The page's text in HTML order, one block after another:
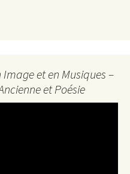
Image et en Musiques –
et Poésie